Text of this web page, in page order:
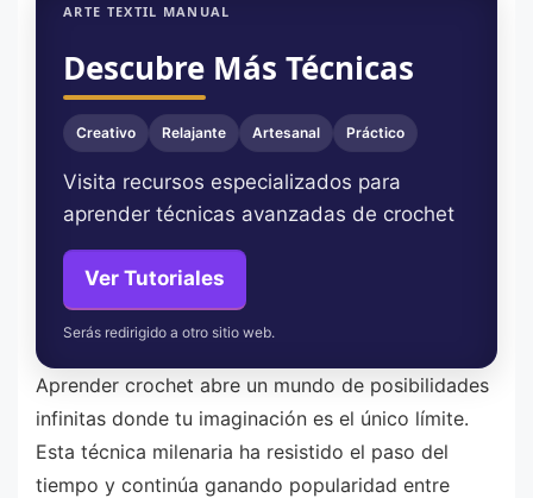
ARTE TEXTIL MANUAL
Descubre Más Técnicas
Creativo Relajante Artesanal Práctico
Visita recursos especializados para
aprender técnicas avanzadas de crochet
Ver Tutoriales
Serás redirigido a otro sitio web.
Aprender crochet abre un mundo de posibilidades
infinitas donde tu imaginación es el único límite.
Esta técnica milenaria ha resistido el paso del
tiempo y continúa ganando popularidad entre